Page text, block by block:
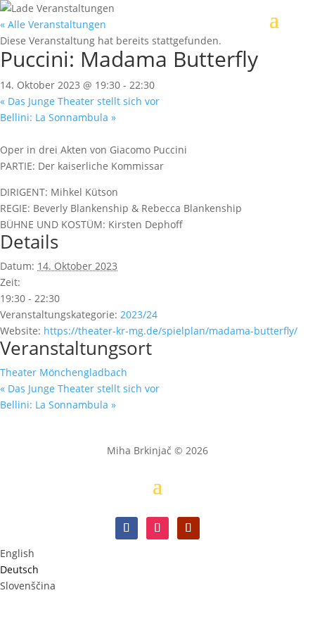
« Alle Veranstaltungen
Diese Veranstaltung hat bereits stattgefunden.
Puccini: Madama Butterfly
14. Oktober 2023 @ 19:30 - 22:30
« Das Junge Theater stellt sich vor
Bellini: La Sonnambula »
Oper in drei Akten von Giacomo Puccini
PARTIE: Der kaiserliche Kommissar
DIRIGENT: Mihkel Kütson
REGIE: Beverly Blankenship & Rebecca Blankenship
BÜHNE UND KOSTÜM: Kirsten Dephoff
Details
Datum: 14. Oktober 2023
Zeit:
19:30 - 22:30
Veranstaltungskategorie: 2023/24
Website: https://theater-kr-mg.de/spielplan/madama-butterfly/
Veranstaltungsort
Theater Mönchengladbach
« Das Junge Theater stellt sich vor
Bellini: La Sonnambula »
Miha Brkinjač © 2026
English
Deutsch
Slovenščina